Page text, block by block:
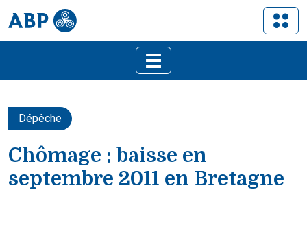
Dépêche
Chômage : baisse en
septembre 2011 en Bretagne